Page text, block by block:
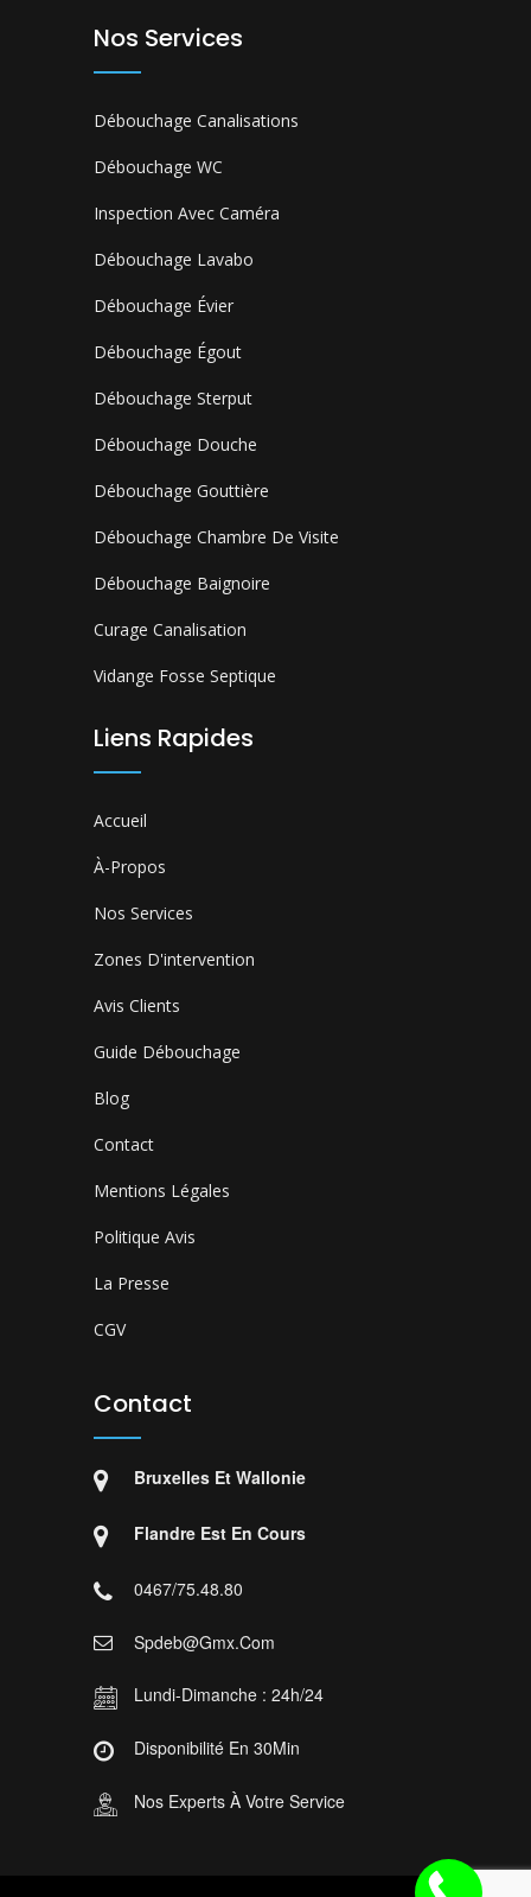
Nos Services
Débouchage Canalisations
Débouchage WC
Inspection Avec Caméra
Débouchage Lavabo
Débouchage Évier
Débouchage Égout
Débouchage Sterput
Débouchage Douche
Débouchage Gouttière
Débouchage Chambre De Visite
Débouchage Baignoire
Curage Canalisation
Vidange Fosse Septique
Liens Rapides
Accueil
À-Propos
Nos Services
Zones D'intervention
Avis Clients
Guide Débouchage
Blog
Contact
Mentions Légales
Politique Avis
La Presse
CGV
Contact
Bruxelles Et Wallonie
Flandre Est En Cours
0467/75.48.80
Spdeb@gmx.com
Lundi-Dimanche : 24h/24
Disponibilité En 30Min
Nos Experts À Votre Service